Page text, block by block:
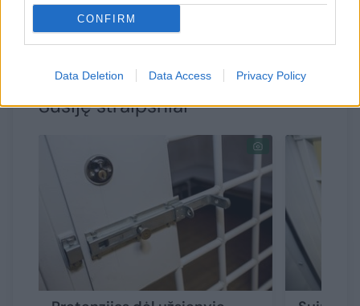
CONFIRM
Data Deletion Data Access Privacy Policy
arba areštu, arba laisvės atėmimu iki vienerių
metų.
Susiję straipsniai